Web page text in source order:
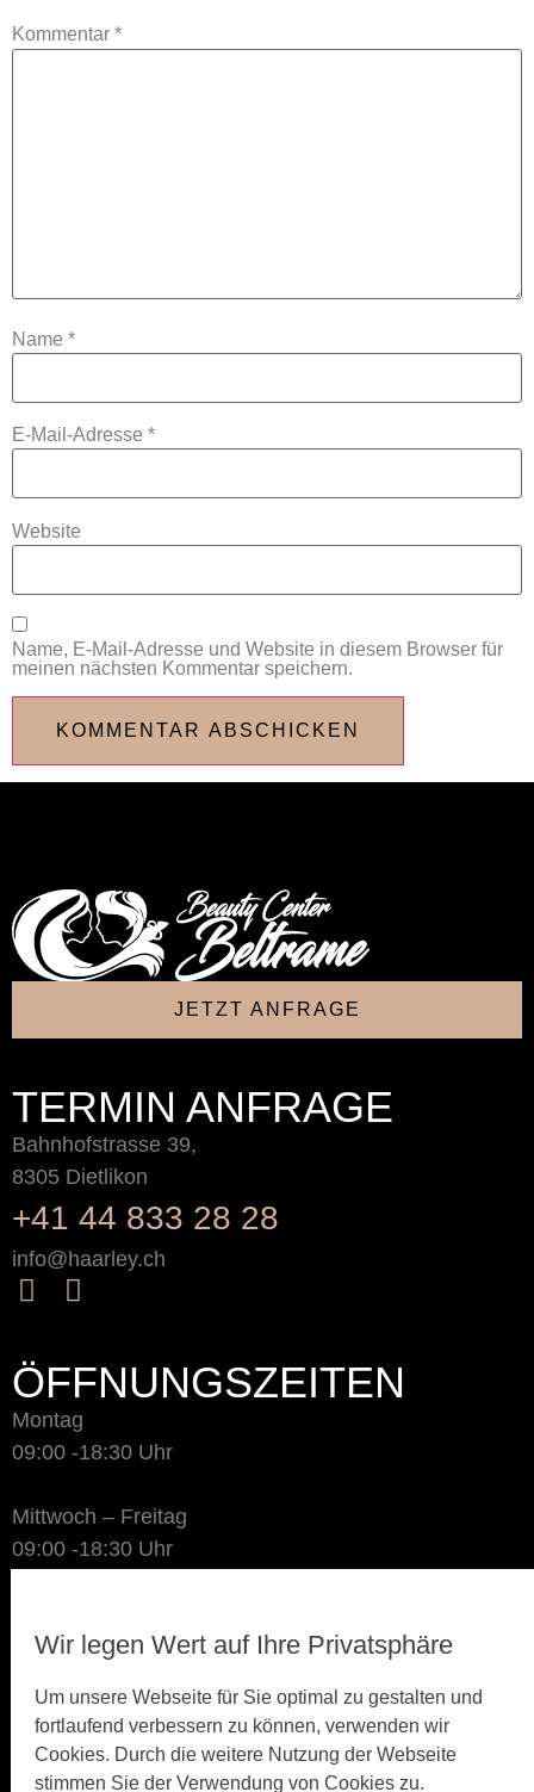
Kommentar *
Name *
E-Mail-Adresse *
Website
Name, E-Mail-Adresse und Website in diesem Browser für
meinen nächsten Kommentar speichern.
TERMIN ANFRAGE
Bahnhofstrasse 39,
8305 Dietlikon
+41 44 833 28 28
info@haarley.ch
ÖFFNUNGSZEITEN
Montag
09:00 -18:30 Uhr
Mittwoch – Freitag
09:00 -18:30 Uhr
09:00 -14:00 Uhr
Sonntag-Dienstag
Geschlossen
JETZT ANFRAGE
Wir legen Wert auf Ihre Privatsphäre
Um unsere Webseite für Sie optimal zu gestalten und
fortlaufend verbessern zu können, verwenden wir
Cookies. Durch die weitere Nutzung der Webseite
stimmen Sie der Verwendung von Cookies zu.